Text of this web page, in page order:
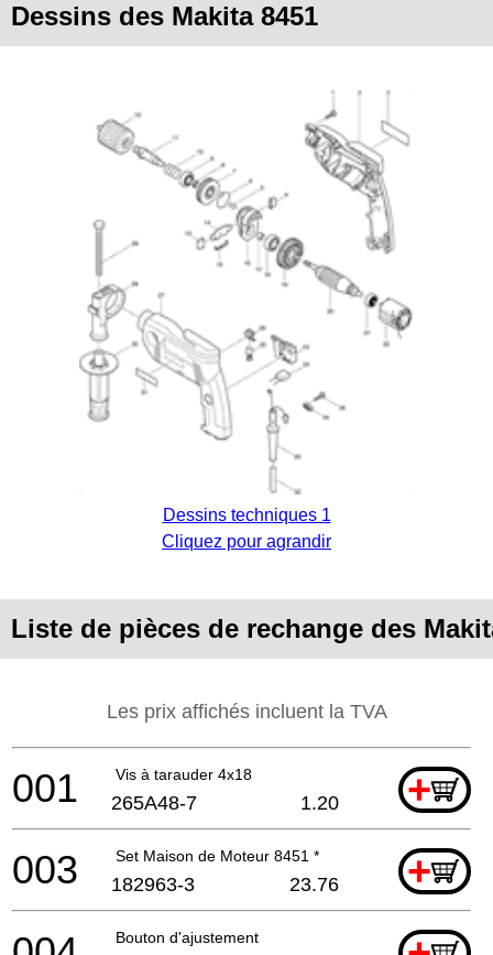
Dessins des Makita 8451
Dessins techniques 1
Cliquez pour agrandir
Liste de pièces de rechange des
Les prix affichés incluent la TVA
Vis à tarauder 4x18 +
001 265A48-7 1.20
Set Maison de Moteur 8451 * +
003 182963-3 23.76
Bouton d'ajustement